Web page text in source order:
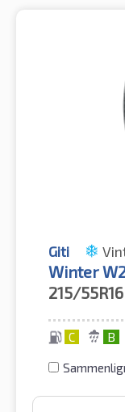
Giti
Winter
215/55R16
C B